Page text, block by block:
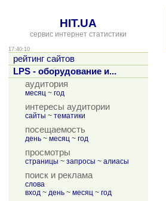
HIT.UA
сервис интернет статистики
17:40:10
рейтинг сайтов
LPS - оборудование и...
аудитория
месяц ~ год
интересы аудитории
сайты ~ тематики
посещаемость
день ~ месяц ~ год
просмотры
страницы ~ запросы ~ алиасы
поиск и реклама
слова
вход ~ день ~ месяц ~ год